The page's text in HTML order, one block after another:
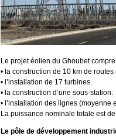
Le projet éolien du Ghoubet
• la construction de 10 km de
• l’installation de 17 turbines.
• la construction d’une sous-station.
• l’installation des lignes (moyenne
La puissance nominale totale est
Le pôle de développement